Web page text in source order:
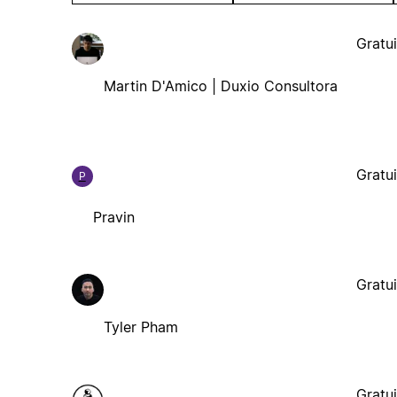
Martin D'Amico | Duxio Consultora
P
Pravin
Tyler Pham